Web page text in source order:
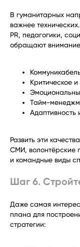
В гуманитарных
важнее
PR, педагогики,
обращают
Критическое
Тайм-
Адаптивность
Развить эти
СМИ, волонтёрские
и командные виды
Шаг 6.
Даже самая
плана для
стратегии: